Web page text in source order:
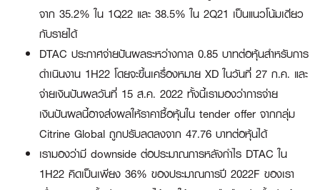
จาก 35.2% ใน 1Q22 และ 38.5% ใน 2Q21 เป็นแนวโน้มเดียว
กับรายได้
DTAC ประกาศจ่ายปันผลระหว่างกาล 0.85 บาทต่อหุ้นสำหรับการ
ดำเนินงาน 1H22 โดยจะขึ้นเครื่องหมาย XD ในวันที่ 27 ก.ค. และ
จ่ายเงินปันผลวันที่ 15 ส.ค. 2022 ทั้งนี้เรามองว่าการจ่าย
เงินปันผลนี้อาจส่งผลให้ราคาซื้อหุ้นใน tender offer จากกลุ่ม
Citrine Global ถูกปรับลดลงจาก 47.76 บาทต่อหุ้นได้
เรามองว่ามี downside ต่อประมาณการหลังกำไร DTAC ใน
1H22 คิดเป็นเพียง 36% ของประมาณการปี 2022F ของเรา